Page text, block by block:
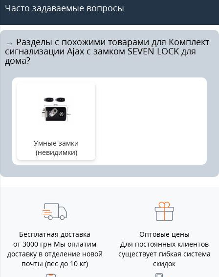
Часто задаваемые вопросы
→ Разделы с похожими товарами для Комплект
сигнализации Ajax с замком SEVEN LOCK для
дома?
Умные замки
(невидимки)
Бесплатная доставка
от 3000 грн Мы оплатим
доставку в отделение новой
почты (вес до 10 кг)
Оптовые цены
Для постоянных клиентов
существует гибкая система
скидок